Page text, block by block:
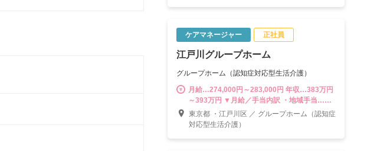
する道はもちろん、将来的には副施設長、施
設長をはじめ、3～5拠点を管轄する「マネジ
ャー職」やスタッフの教育・育成に携われる
様々なポジションに挑戦できる環境が魅力で
す。
ケアマネージャー 正社員
江戸川グループホーム
グループホーム（認知症対応型生活介護）
月給…274,000円～283,000円 年収…383万円
～393万円 ▼月給／手当内訳 ・地域手当…
30,000円 ・資格手当…21,000円 ・職責手当…
3,000円 ・夜勤手当…25,000円（5回想定分／
東京都 ・江戸川区 ／ グループホーム（認知症
対応型生活介護）